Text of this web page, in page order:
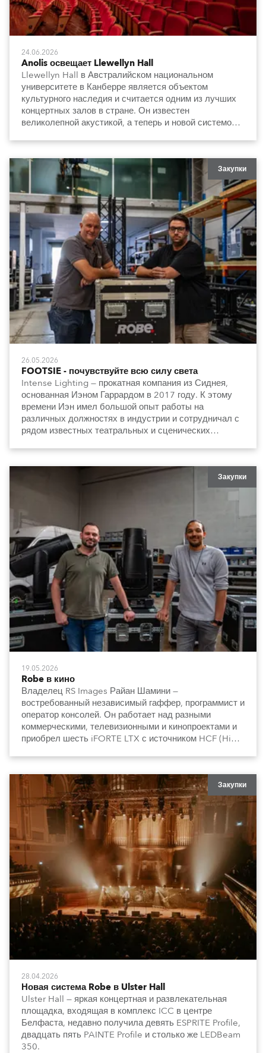
24.06.2026
Anolis освещает Llewellyn Hall
Llewellyn Hall в Австралийском национальном
университете в Канберре является объектом
культурного наследия и считается одним из лучших
концертных залов в стране. Он известен
великолепной акустикой, а теперь и новой системой
подчеркивает архитектуру и особенности интерьера.
Закупки
26.05.2026
FOOTSIE - почувствуйте всю силу света
Intense Lighting — прокатная компания из Сиднея,
основанная Иэном Гаррардом в 2017 году. К этому
времени Иэн имел большой опыт работы на
различных должностях в индустрии и сотрудничал с
рядом известных театральных и сценических
Закупки
19.05.2026
Robe в кино
Владелец RS Images Райан Шамини —
востребованный независимый гаффер, программист и
оператор консолей. Он работает над разными
коммерческими, телевизионными и кинопроектами и
приобрел шесть iFORTE LTX с источником HCF (High
Закупки
28.04.2026
Новая система Robe в Ulster Hall
Ulster Hall — яркая концертная и развлекательная
площадка, входящая в комплекс ICC в центре
Белфаста, недавно получила девять ESPRITE Profile,
двадцать пять PAINTE Profile и столько же LEDBeam
350.